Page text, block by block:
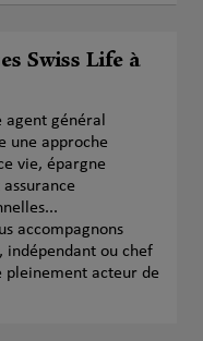
Swiss Life à
agent général
une approche
vie, épargne
accompagnons
ou chef
acteur de